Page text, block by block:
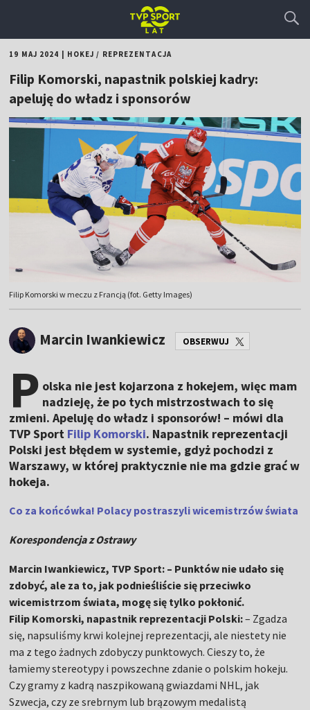
19 MAJ 2024 HOKEJ / REPREZENTACJA
Filip Komorski, napastnik polskiej kadry:
apeluję do władz i sponsorów
Filip Komorski w meczu z Francją (fot. Getty Images)
Marcin Iwankiewicz OBSERWUJ
P olska nie jest kojarzona z hokejem, więc mam
nadzieję, że po tych mistrzostwach to się
zmieni. Apeluję do władz i sponsorów! – mówi dla
TVP Sport Filip Komorski. Napastnik reprezentacji
Polski jest błędem w systemie, gdyż pochodzi z
Warszawy, w której praktycznie nie ma gdzie grać w
hokeja.
Co za końcówka! Polacy postraszyli wicemistrzów świata
Korespondencja z Ostrawy
Marcin Iwankiewicz, TVP Sport: – Punktów nie udało się
zdobyć, ale za to, jak podnieśliście się przeciwko
wicemistrzom świata, mogę się tylko pokłonić.
Filip Komorski, napastnik reprezentacji Polski:– Zgadza
się, napsuliśmy krwi kolejnej reprezentacji, ale niestety nie
ma z tego żadnych zdobyczy punktowych. Cieszy to, że
łamiemy stereotypy i powszechne zdanie o polskim hokeju.
Czy gramy z kadrą naszpikowaną gwiazdami NHL, jak
Szwecja, czy ze srebrnym lub brązowym medalistą